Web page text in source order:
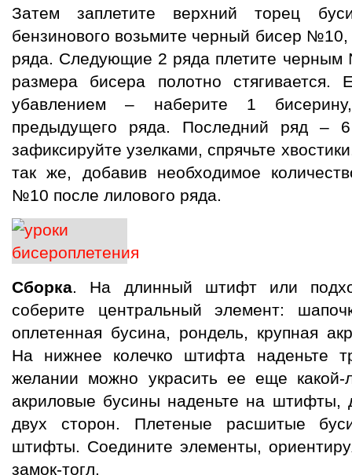
Затем заплетите верхний торец
бензинового возьмите черный бисер
ряда. Следующие 2 ряда плетите
размера бисера полотно
убавлением – наберите 1
предыдущего ряда. Последний ряд – 6
зафиксируйте узелками, спрячьте
так же, добавив необходимое
№10 после лилового ряда.
Сборка. На длинный штифт или
соберите центральный элемент:
оплетенная бусина, рондель, крупная
На нижнее колечко штифта наденьте
желании можно украсить ее еще какой-
акриловые бусины наденьте на штифты,
двух сторон. Плетеные расшитые
штифты. Соедините элементы,
замок-тогл.